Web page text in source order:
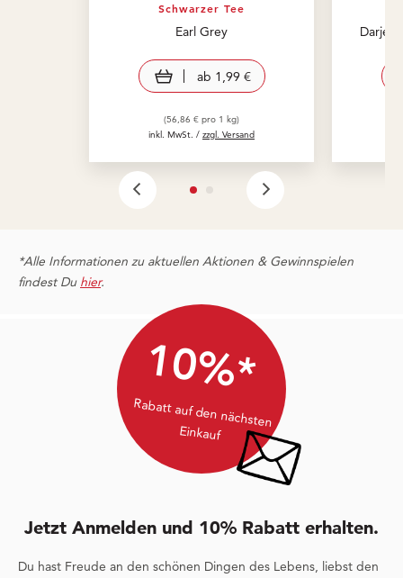
Schwarzer Tee
Earl Grey
view product
ab 1,99 €
(56,86 € pro 1 kg)
inkl. MwSt. / zzgl. Versand
*Alle Informationen zu aktuellen Aktionen & Gewinnspielen
findest Du hier.
10%*
Rabatt auf den nächsten
Einkauf
Jetzt Anmelden und 10% Rabatt erhalten.
Du hast Freude an den schönen Dingen des Lebens, liebst den